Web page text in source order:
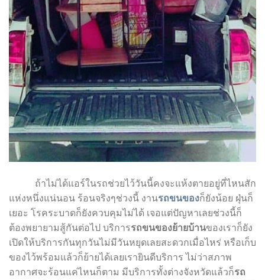
ถ้าไม่ได้แอร์ในรถช่วยไว้วันนี้คงจะแห้งตายอยู่ที่ไหนสัก
แห่งหนึ่งแน่นอน ร้อนจริงๆช่วงนี้ งานรถขนของก็ยังน้อย ฝุ่นก็
เยอะ โรคระบาดก็ยังควบคุมไม่ได้ เจอแต่ปัญหาเลยช่วงนี้ก็
ต้องพยายามสู้กันต่อไป บริการรถขนของย้ายบ้านของเราก็ยัง
เปิดให้บริการกันทุกวันไม่มีวันหยุดเลยสะดวกเมื่อไหร่ หรือเก็บ
ของไว้พร้อมแล้วก็ย้ายได้เลยเรายินดีบริการ ไม่ว่าสภาพ
อากาศจะร้อนแค่ไหนก็ตาม มีบริการทั้งต่างจังหวัดแล้วก็รถ